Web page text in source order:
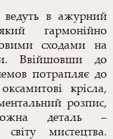
ведуть в ажурний
гармонійно
сходами на
Ввійшовши до
потрапляє до
крісла,
розпис,
деталь –
світу мистецтва.